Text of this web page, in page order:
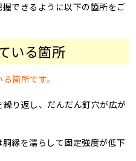
できるように以下の箇所をご
いる箇所
箇所です。
り返し、だんだん釘穴が広が
縁を濡らして固定強度が低下